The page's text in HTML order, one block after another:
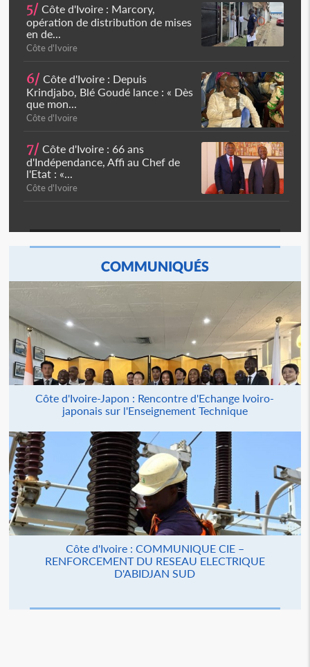
5/ Côte d'Ivoire : Marcory,
opération de distribution de mises
en de...
Côte d'Ivoire
6/ Côte d'Ivoire : Depuis
Krindjabo, Blé Goudé lance : « Dès
que mon...
Côte d'Ivoire
7/ Côte d'Ivoire : 66 ans
d'Indépendance, Affi au Chef de
l'Etat : «...
Côte d'Ivoire
COMMUNIQUÉS
Côte d'Ivoire-Japon : Rencontre d'Echange Ivoiro-
japonais sur l'Enseignement Technique
Côte d'Ivoire : COMMUNIQUE CIE –
RENFORCEMENT DU RESEAU ELECTRIQUE
D'ABIDJAN SUD